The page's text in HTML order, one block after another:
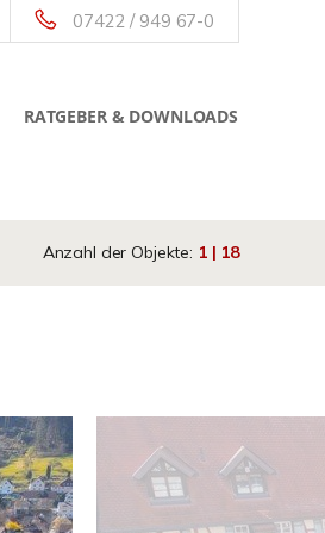
07422 / 949 67-0
RATGEBER & DOWNLOADS
Anzahl der Objekte: 1 | 18